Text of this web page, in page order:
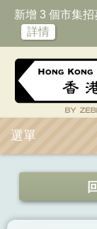
新增 3 個市集
詳情
選單